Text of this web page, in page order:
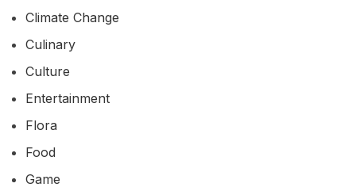
Climate Change
Culinary
Culture
Entertainment
Flora
Food
Game